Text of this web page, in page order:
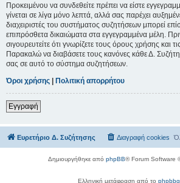
Προκειμένου να συνδεθείτε πρέπει να είστε
γίνεται σε λίγα μόνο λεπτά, αλλά σας παρέχει
διαχειριστές του συστήματος συζητήσεων μπορεί
επιπρόσθετα δικαιώματα στα εγγεγραμμένα μέλη.
σιγουρευτείτε ότι γνωρίζετε τους όρους χρήσης και τις
Παρακαλώ να διαβάσετε τους κανόνες κάθε Δ.
σας σε αυτό το σύστημα συζητήσεων.
Όροι χρήσης | Πολιτική απορρήτου
Εγγραφή
Ευρετήριο Δ. Συζήτησης Διαγραφή cookies
Δημιουργήθηκε από phpBB® Forum Software
Ελληνική μετάφραση από το